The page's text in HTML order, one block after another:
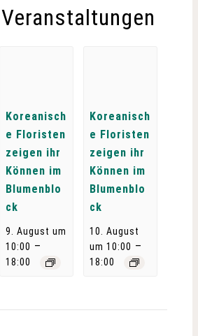
Koreanisch
e Floristen
zeigen ihr
Können im
Blumenblo
ck
9. August um
10:00 –
18:00
Koreanisch
e Floristen
zeigen ihr
Können im
Blumenblo
ck
10. August
um 10:00 –
18:00